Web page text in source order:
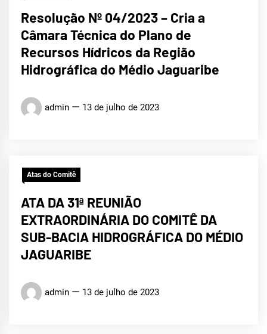
Resolução Nº 04/2023 – Cria a
Câmara Técnica do Plano de
Recursos Hídricos da Região
Hidrográfica do Médio Jaguaribe
admin 13 de julho de 2023
Atas do Comitê
ATA DA 31ª REUNIÃO
EXTRAORDINÁRIA DO COMITÊ DA
SUB-BACIA HIDROGRÁFICA DO MÉDIO
JAGUARIBE
admin 13 de julho de 2023